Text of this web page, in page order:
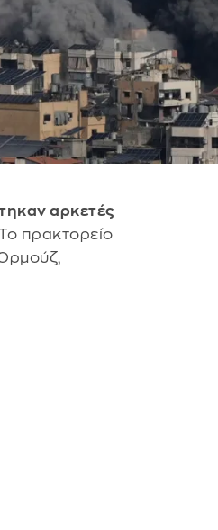
αρκετές
πρακτορείο